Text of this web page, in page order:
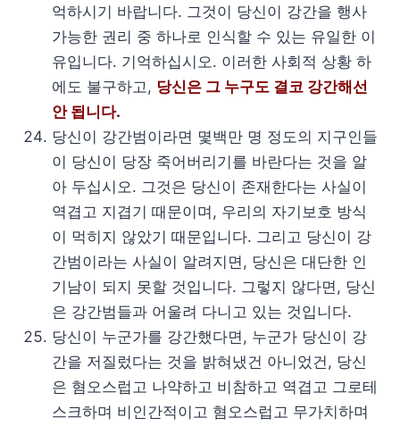
억하시기 바랍니다. 그것이 당신이 강간을 행사
가능한 권리 중 하나로 인식할 수 있는 유일한 이
유입니다. 기억하십시오. 이러한 사회적 상황 하
에도 불구하고, 당신은 그 누구도 결코 강간해선
안 됩니다.
당신이 강간범이라면 몇백만 명 정도의 지구인들
이 당신이 당장 죽어버리기를 바란다는 것을 알
아 두십시오. 그것은 당신이 존재한다는 사실이
역겹고 지겹기 때문이며, 우리의 자기보호 방식
이 먹히지 않았기 때문입니다. 그리고 당신이 강
간범이라는 사실이 알려지면, 당신은 대단한 인
기남이 되지 못할 것입니다. 그렇지 않다면, 당신
은 강간범들과 어울려 다니고 있는 것입니다.
당신이 누군가를 강간했다면, 누군가 당신이 강
간을 저질렀다는 것을 밝혀냈건 아니었건, 당신
은 혐오스럽고 나약하고 비참하고 역겹고 그로테
스크하며 비인간적이고 혐오스럽고 무가치하며